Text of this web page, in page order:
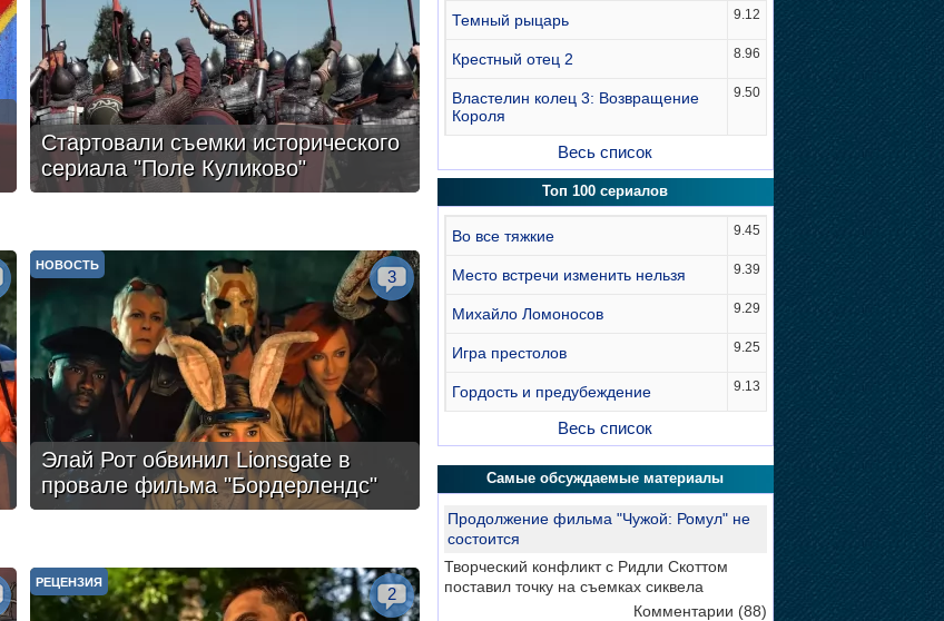
Стартовали съемки исторического
сериала "Поле Куликово"
Элай Рот обвинил Lionsgate в
провале фильма "Бордерлендс"
НОВОСТЬ
3
РЕЦЕНЗИЯ
2
Темный рыцарь 9.12
Крестный отец 2 8.96
Властелин колец 3: Возвращение
Короля
9.50
Весь список
Топ 100 сериалов
Во все тяжкие 9.45
Место встречи изменить нельзя 9.39
Михайло Ломоносов 9.29
Игра престолов 9.25
Гордость и предубеждение 9.13
Весь список
Самые обсуждаемые материалы
Продолжение фильма "Чужой: Ромул" не
состоится
Творческий конфликт с Ридли Скоттом
поставил точку на съемках сиквела
Комментарии (88)